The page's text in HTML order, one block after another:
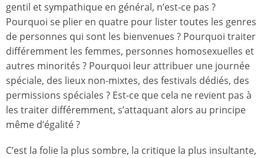
gentil et sympathique en général, n’est-ce pas ?
Pourquoi se plier en quatre pour lister toutes les genres
de personnes qui sont les bienvenues ? Pourquoi traiter
différemment les femmes, personnes homosexuelles et
autres minorités ? Pourquoi leur attribuer une journée
spéciale, des lieux non-mixtes, des festivals dédiés, des
permissions spéciales ? Est-ce que cela ne revient pas à
les traiter différemment, s’attaquant alors au principe
même d’égalité ?
C’est la folie la plus sombre, la critique la plus insultante,